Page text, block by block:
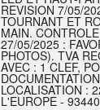
REVISION 7/05/
TOURNANT ET
MAIN.
27/05/2025 :
PHOTOS). TVA
AVEC : 1 CLEF,
LOCALISATION :
L'EUROPE -